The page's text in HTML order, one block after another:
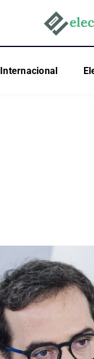
Internacional